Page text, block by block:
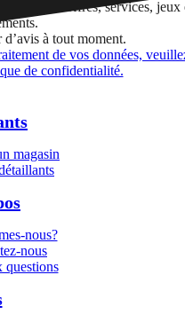
leurs offres, services, jeux
à tout moment.
de vos données,
de confidentialité.
magasin
nous?
nous
questions